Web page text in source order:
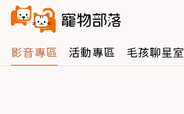
影音專區 活動專區 毛孩聊星室